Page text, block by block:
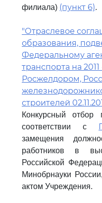
филиала) (пункт 6).
"Отраслевое
образования,
Федеральному
транспорта на 2011
Росжелдором,
строителей
Конкурсный отбор
соответствии с
замещения
работников в
Российской
Минобрнауки
актом Учреждения.